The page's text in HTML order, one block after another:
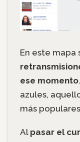
En este mapa
ese momento
azules,
más
Al pasar el